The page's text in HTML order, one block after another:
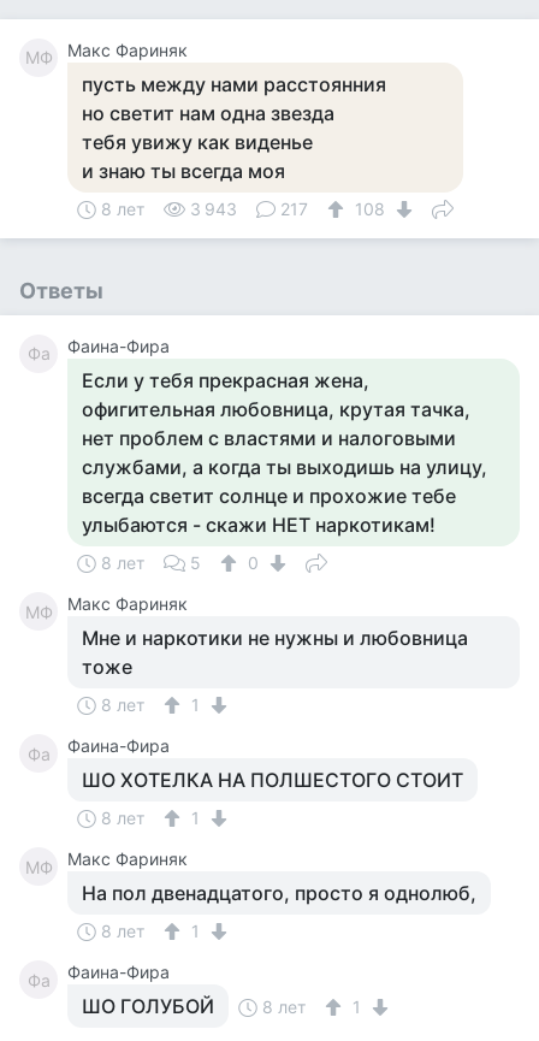
МФ Макс Фариняк
пусть между нами расстоянния
но светит нам одна звезда
тебя увижу как виденье
и знаю ты всегда моя
8 лет 3 943 217 108
Ответы
Фа Фаина-Фира
Если у тебя прекрасная жена,
офигительная любовница, крутая тачка,
нет проблем с властями и налоговыми
службами, а когда ты выходишь на улицу,
всегда светит солнце и прохожие тебе
улыбаются - скажи НЕТ наркотикам!
8 лет 5 0
МФ Макс Фариняк
Мне и наркотики не нужны и любовница
тоже
8 лет 1
Фа Фаина-Фира
ШО ХОТЕЛКА НА ПОЛШЕСТОГО СТОИТ
8 лет 1
МФ Макс Фариняк
На пол двенадцатого, просто я однолюб,
8 лет 1
Фа Фаина-Фира
ШО ГОЛУБОЙ 8 лет 1